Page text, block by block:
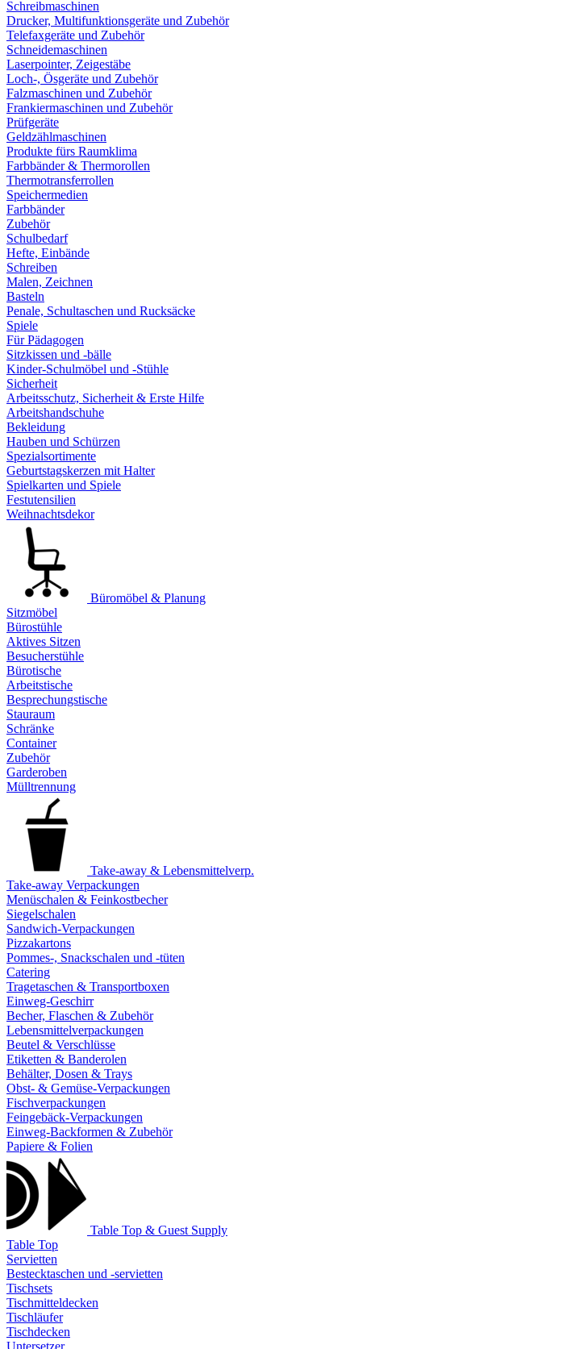
Schreibmaschinen
Drucker, Multifunktionsgeräte und Zubehör
Telefaxgeräte und Zubehör
Schneidemaschinen
Laserpointer, Zeigestäbe
Loch-, Ösgeräte und Zubehör
Falzmaschinen und Zubehör
Frankiermaschinen und Zubehör
Prüfgeräte
Geldzählmaschinen
Produkte fürs Raumklima
Farbbänder & Thermorollen
Thermotransferrollen
Speichermedien
Farbbänder
Zubehör
Schulbedarf
Hefte, Einbände
Schreiben
Malen, Zeichnen
Basteln
Penale, Schultaschen und Rucksäcke
Spiele
Für Pädagogen
Sitzkissen und -bälle
Kinder-Schulmöbel und -Stühle
Sicherheit
Arbeitsschutz, Sicherheit & Erste Hilfe
Arbeitshandschuhe
Bekleidung
Hauben und Schürzen
Spezialsortimente
Geburtstagskerzen mit Halter
Spielkarten und Spiele
Festutensilien
Weihnachtsdekor
Büromöbel & Planung
Sitzmöbel
Bürostühle
Aktives Sitzen
Besucherstühle
Bürotische
Arbeitstische
Besprechungstische
Stauraum
Schränke
Container
Zubehör
Garderoben
Mülltrennung
Take-away & Lebensmittelverp.
Take-away Verpackungen
Menüschalen & Feinkostbecher
Siegelschalen
Sandwich-Verpackungen
Pizzakartons
Pommes-, Snackschalen und -tüten
Catering
Tragetaschen & Transportboxen
Einweg-Geschirr
Becher, Flaschen & Zubehör
Lebensmittelverpackungen
Beutel & Verschlüsse
Etiketten & Banderolen
Behälter, Dosen & Trays
Obst- & Gemüse-Verpackungen
Fischverpackungen
Feingebäck-Verpackungen
Einweg-Backformen & Zubehör
Papiere & Folien
Table Top & Guest Supply
Table Top
Servietten
Bestecktaschen und -servietten
Tischsets
Tischmitteldecken
Tischläufer
Tischdecken